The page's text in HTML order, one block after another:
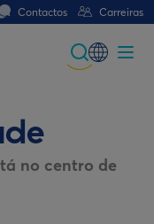
Contactos Carreiras
Portuguese
no centro de